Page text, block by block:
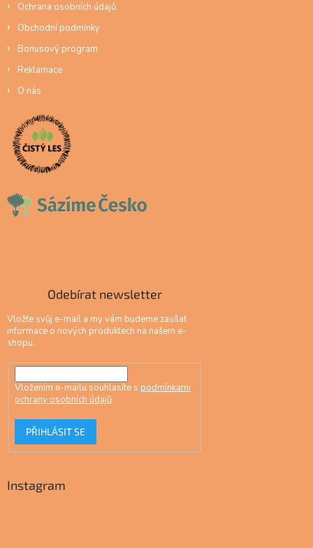
Ochrana osobních údajů
Obchodní podmínky
Bonusový program
Reklamace
O nás
Odebírat newsletter
Vložte svůj e-mail a my vám budeme zasílat
informace o nových produktech na našem e-
shopu.
Vložením e-mailu souhlasíte s podmínkami
ochrany osobních údajů
PŘIHLÁSIT SE
Instagram